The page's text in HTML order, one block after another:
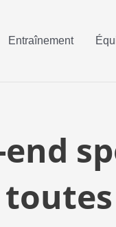
Entraînement
end
toutes